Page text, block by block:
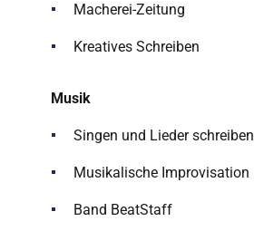
Macherei-Zeitung
Kreatives Schreiben
Musik
Singen und Lieder schreiben
Musikalische Improvisation
Band BeatStaff